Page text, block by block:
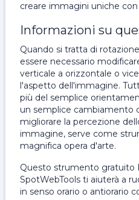
creare immagini uniche con
Informazioni su
Quando si tratta di
essere necessario
verticale a orizzontale o
l'aspetto dell'immagine.
più del semplice
un semplice cambiamento
migliorare la percezione
immagine, serve come
magnifica opera d'arte.
Questo strumento gratuito
SpotWebTools ti aiuterà a
in senso orario o antiorario